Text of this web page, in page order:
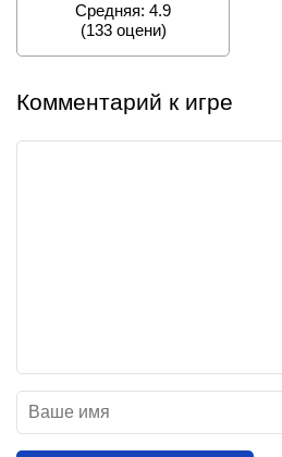
Средняя: 4.9
(133оцени)
Комментарий к игре